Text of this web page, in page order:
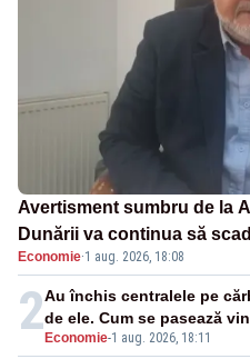
Avertisment sumbru de la
Dunării va continua să
închide în 4 zile
Economie·1 aug. 2026, 18:08
2 Economie-1 aug. 2026, 18:11
Au închis centralele pe
de ele. Cum se pasează